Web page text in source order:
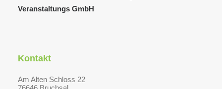
Veranstaltungs GmbH
Kontakt
Am Alten Schloss 22